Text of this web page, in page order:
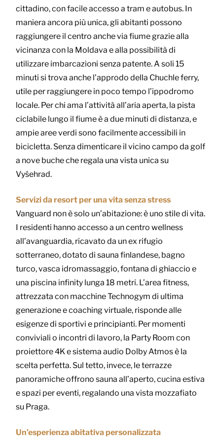
cittadino, con facile accesso a tram e autobus. In
maniera ancora più unica, gli abitanti possono
raggiungere il centro anche via fiume grazie alla
vicinanza con la Moldava e alla possibilità di
utilizzare imbarcazioni senza patente. A soli 15
minuti si trova anche l’approdo della Chuchle ferry,
utile per raggiungere in poco tempo l’ippodromo
locale. Per chi ama l’attività all’aria aperta, la pista
ciclabile lungo il fiume è a due minuti di distanza, e
ampie aree verdi sono facilmente accessibili in
bicicletta. Senza dimenticare il vicino campo da golf
a nove buche che regala una vista unica su
Vyšehrad.
Servizi da resort per una vita senza stress
Vanguard non è solo un’abitazione: è uno stile di vita.
I residenti hanno accesso a un centro wellness
all’avanguardia, ricavato da un ex rifugio
sotterraneo, dotato di sauna finlandese, bagno
turco, vasca idromassaggio, fontana di ghiaccio e
una piscina infinity lunga 18 metri. L’area fitness,
attrezzata con macchine Technogym di ultima
generazione e coaching virtuale, risponde alle
esigenze di sportivi e principianti. Per momenti
conviviali o incontri di lavoro, la Party Room con
proiettore 4K e sistema audio Dolby Atmos è la
scelta perfetta. Sul tetto, invece, le terrazze
panoramiche offrono sauna all’aperto, cucina estiva
e spazi per eventi, regalando una vista mozzafiato
su Praga.
Un’esperienza abitativa personalizzata